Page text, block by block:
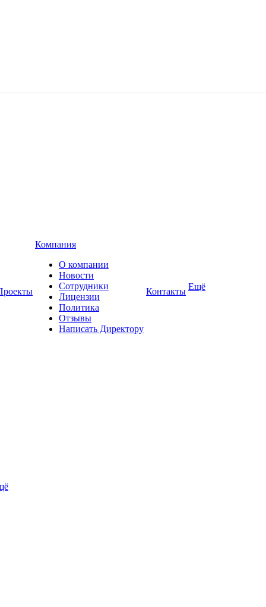
Компания
О компании
Новости
Сотрудники
Лицензии
Политика
Отзывы
Написать Директору
Контакты Ещё